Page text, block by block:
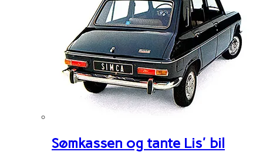
Sømkassen og tante Lis' bil